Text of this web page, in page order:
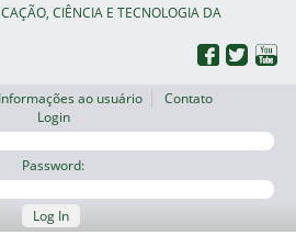
CIÊNCIA E TECNOLOGIA DA
Informações ao usuário
Contato
Login
Password:
Log In